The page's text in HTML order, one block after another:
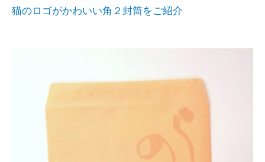
猫のロゴがかわいい角２封筒をご紹介